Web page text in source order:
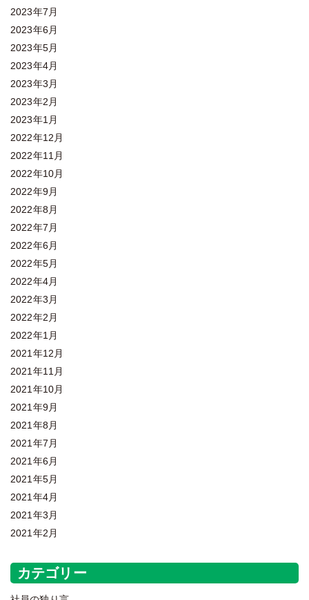
2023年7月
2023年6月
2023年5月
2023年4月
2023年3月
2023年2月
2023年1月
2022年12月
2022年11月
2022年10月
2022年9月
2022年8月
2022年7月
2022年6月
2022年5月
2022年4月
2022年3月
2022年2月
2022年1月
2021年12月
2021年11月
2021年10月
2021年9月
2021年8月
2021年7月
2021年6月
2021年5月
2021年4月
2021年3月
2021年2月
カテゴリー